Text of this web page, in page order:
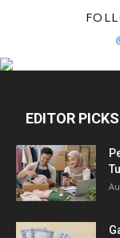
EDITOR PICKS